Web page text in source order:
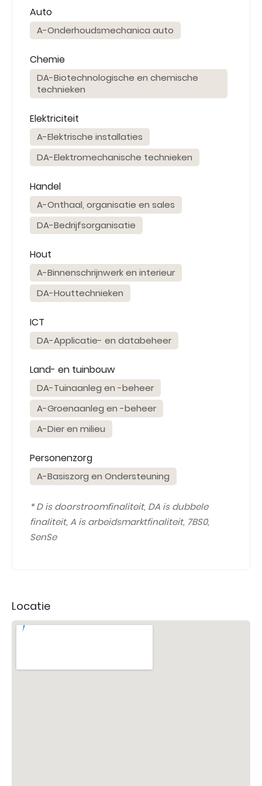
Auto
A-Onderhoudsmechanica auto
Chemie
DA-Biotechnologische en chemische
technieken
Elektriciteit
A-Elektrische installaties
DA-Elektromechanische technieken
Handel
A-Onthaal, organisatie en sales
DA-Bedrijfsorganisatie
Hout
A-Binnenschrijnwerk en interieur
DA-Houttechnieken
ICT
DA-Applicatie- en databeheer
Land- en tuinbouw
DA-Tuinaanleg en -beheer
A-Groenaanleg en -beheer
A-Dier en milieu
Personenzorg
A-Basiszorg en Ondersteuning
* D is doorstroomfinaliteit, DA is dubbele
finaliteit, A is arbeidsmarktfinaliteit, 7BS0,
SenSe
Locatie